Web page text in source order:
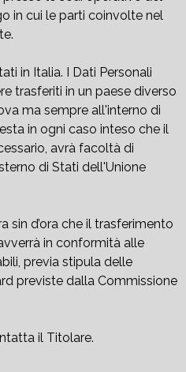
in cui le parti coinvolte nel
in Italia. I Dati Personali
trasferiti in un paese diverso
ma sempre all'interno di
in ogni caso inteso che il
avrà facoltà di
di Stati dell'Unione
sin d’ora che il trasferimento
in conformità alle
previa stipula delle
previste dalla Commissione
il Titolare.